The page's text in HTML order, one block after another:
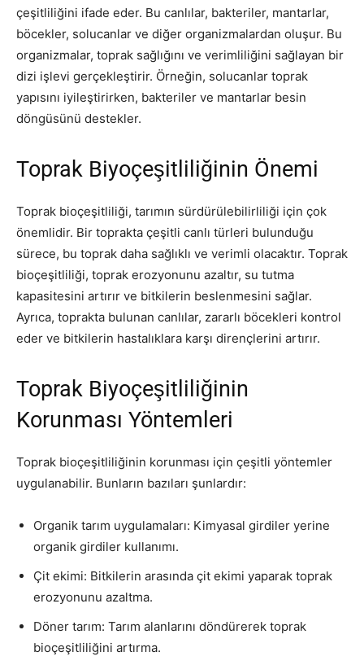
çeşitliliğini ifade eder. Bu canlılar, bakteriler, mantarlar,
böcekler, solucanlar ve diğer organizmalardan oluşur. Bu
organizmalar, toprak sağlığını ve verimliliğini sağlayan bir
dizi işlevi gerçekleştirir. Örneğin, solucanlar toprak
yapısını iyileştirirken, bakteriler ve mantarlar besin
döngüsünü destekler.
Toprak Biyoçeşitliliğinin Önemi
Toprak bioçeşitliliği, tarımın sürdürülebilirliliği için çok
önemlidir. Bir toprakta çeşitli canlı türleri bulunduğu
sürece, bu toprak daha sağlıklı ve verimli olacaktır. Toprak
bioçeşitliliği, toprak erozyonunu azaltır, su tutma
kapasitesini artırır ve bitkilerin beslenmesini sağlar.
Ayrıca, toprakta bulunan canlılar, zararlı böcekleri kontrol
eder ve bitkilerin hastalıklara karşı dirençlerini artırır.
Toprak Biyoçeşitliliğinin
Korunması Yöntemleri
Toprak bioçeşitliliğinin korunması için çeşitli yöntemler
uygulanabilir. Bunların bazıları şunlardır:
Organik tarım uygulamaları: Kimyasal girdiler yerine
organik girdiler kullanımı.
Çit ekimi: Bitkilerin arasında çit ekimi yaparak toprak
erozyonunu azaltma.
Döner tarım: Tarım alanlarını döndürerek toprak
bioçeşitliliğini artırma.